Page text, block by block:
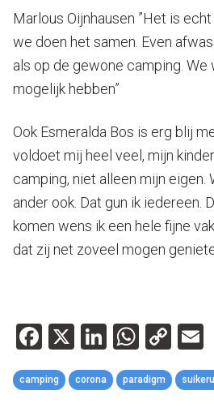
Marlous Oijnhausen ”Het is
we doen het samen. Even
als op de gewone camping.
mogelijk hebben”
Ook Esmeralda Bos is erg blij
voldoet mij heel veel, mijn
camping, niet alleen mijn eigen.
ander ook. Dat gun ik iedereen.
komen wens ik een hele fijne
dat zij net zoveel mogen
Facebook
X LinkedIn
Copy
camping corona paradigm